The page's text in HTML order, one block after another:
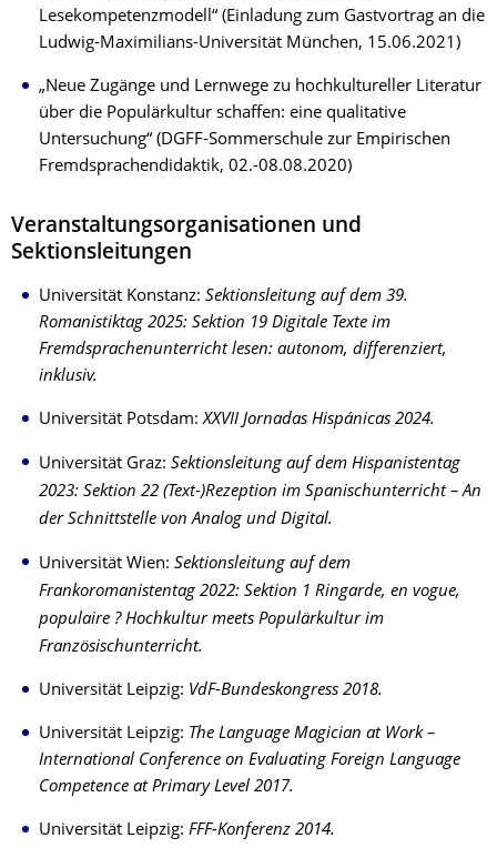
Lesekompetenzmodell“ (Einladung zum Gastvortrag an die
Ludwig-Maximilians-Universität München, 15.06.2021)
„Neue Zugänge und Lernwege zu hochkultureller Literatur
über die Populärkultur schaffen: eine qualitative
Untersuchung“ (DGFF-Sommerschule zur Empirischen
Fremdsprachendidaktik, 02.-08.08.2020)
Veranstaltungsorganisationen und
Sektionsleitungen
Universität Konstanz: Sektionsleitung auf dem 39.
Romanistiktag 2025: Sektion 19 Digitale Texte im
Fremdsprachenunterricht lesen: autonom, differenziert,
inklusiv.
Universität Potsdam:XXVII Jornadas Hispánicas 2024.
Universität Graz: Sektionsleitung auf dem Hispanistentag
2023: Sektion 22 (Text-)Rezeption im Spanischunterricht – An
der Schnittstelle von Analog und Digital.
Universität Wien: Sektionsleitung auf dem
Frankoromanistentag 2022: Sektion 1 Ringarde, en vogue,
populaire ? Hochkultur meets Populärkultur im
Französischunterricht.
Universität Leipzig: VdF-Bundeskongress 2018.
Universität Leipzig: The Language Magician at Work –
International Conference on Evaluating Foreign Language
Competence at Primary Level 2017.
Universität Leipzig: FFF-Konferenz 2014.